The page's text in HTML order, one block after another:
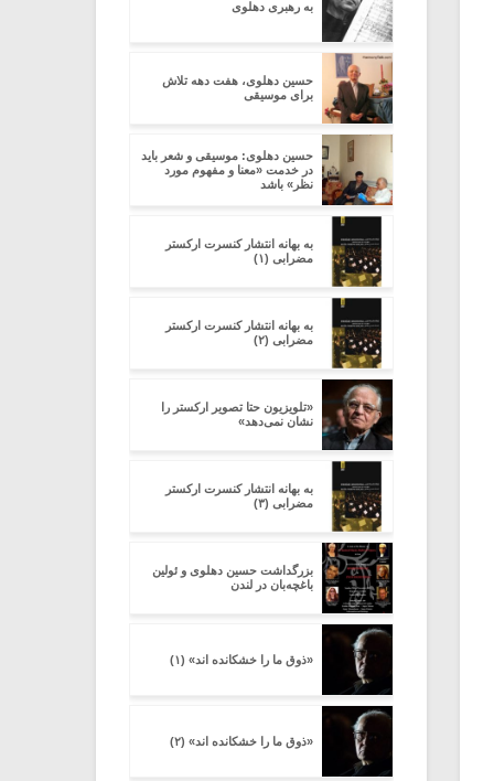
به رهبری دهلوی
حسین دهلوی، هفت دهه تلاش
برای موسیقی
حسین دهلوی: موسیقی و شعر باید
در خدمت «معنا و مفهوم مورد
نظر» باشد
به بهانه انتشار کنسرت ارکستر
مضرابی (۱)
به بهانه انتشار کنسرت ارکستر
مضرابی (۲)
«تلویزیون حتا تصویر ارکستر را
نشان نمی‌دهد»
به بهانه انتشار کنسرت ارکستر
مضرابی (۳)
بزرگداشت حسین دهلوی و ئولین
باغچه‌بان در لندن
«ذوق ما را خشکانده اند» (۱)
«ذوق ما را خشکانده اند» (۲)